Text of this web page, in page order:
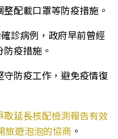
配載口罩等防疫措施。
診病例，政府早前曾經
疫措施。
防疫工作，避免疫情復
取延長核配檢測報告有效
旅遊泡泡的協商 。